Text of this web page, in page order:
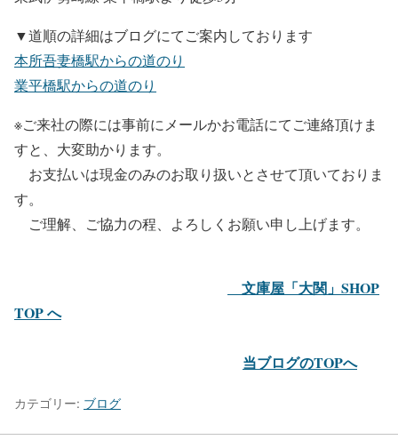
▼道順の詳細はブログにてご案内しております
本所吾妻橋駅からの道のり
業平橋駅からの道のり
※ご来社の際には事前にメールかお電話にてご連絡頂けま
すと、大変助かります。
お支払いは現金のみのお取り扱いとさせて頂いておりま
す。
ご理解、ご協力の程、よろしくお願い申し上げます。
文庫屋「大関」SHOP
TOP へ
当ブログのTOPへ
カテゴリー: ブログ